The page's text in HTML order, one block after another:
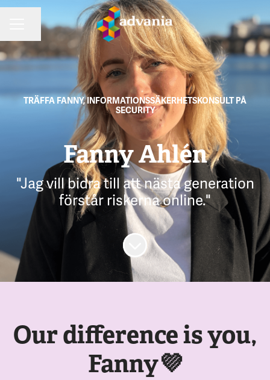
KARRIÄRMENY
Dela sidan
TRÄFFA FANNY, INFORMATIONSSÄKERHETSKONSULT PÅ
SECURITY
Fanny Ahlén
"Jag vill bidra till att nästa generation
förstår riskerna online."
Skrolla för mer innehåll
Our difference is you,
Fanny💜